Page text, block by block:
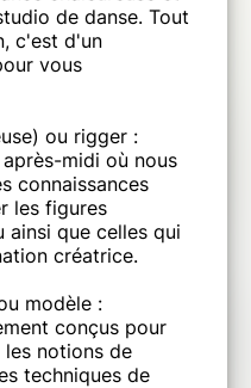
de danse. Tout
c'est d'un
vous
ou rigger :
midi où nous
connaissances
les figures
que celles qui
créatrice.
modèle :
conçus pour
notions de
techniques de